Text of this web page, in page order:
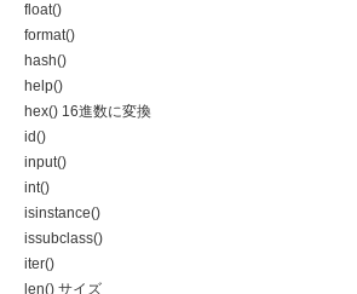
float()
format()
hash()
help()
hex() 16進数に変換
id()
input()
int()
isinstance()
issubclass()
iter()
len() サイズ